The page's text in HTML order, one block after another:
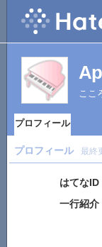
ここ
プロフィール
プロフィール 最終
はてなID
一行紹介